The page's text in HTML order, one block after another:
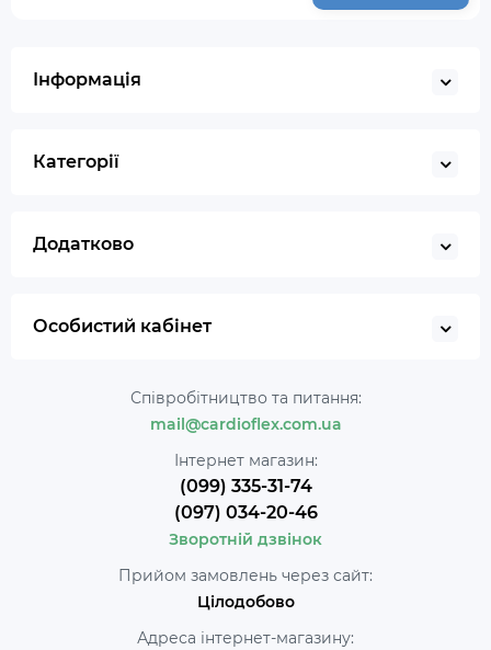
Інформація
Категорії
Додатково
Особистий кабінет
Співробітництво та питання:
mail@cardioflex.com.ua
Інтернет магазин:
(099) 335-31-74
(097) 034-20-46
Зворотній дзвінок
Прийом замовлень через сайт:
Цілодобово
Адреса інтернет-магазину: